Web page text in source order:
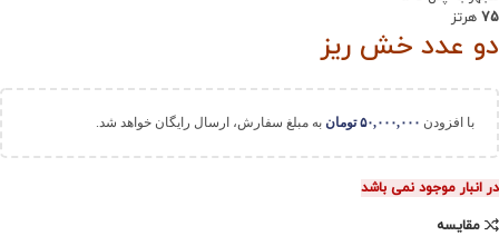
75 هرتز
دو عدد خش ریز
با افزودن ۵۰,۰۰۰,۰۰۰ تومان به مبلغ سفارش، ارسال رایگان خواهد شد.
در انبار موجود نمی باشد
مقایسه